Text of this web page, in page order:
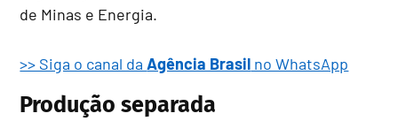
de Minas e Energia.
>> Siga o canal daAgência Brasil no WhatsApp
Produção separada